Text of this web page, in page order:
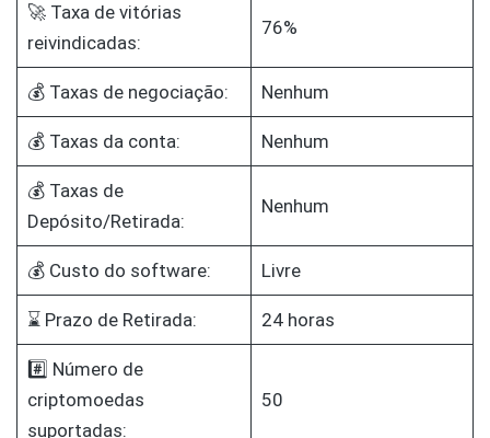
🚀 Taxa de vitórias
reivindicadas:
76%
💰 Taxas de negociação: Nenhum
💰 Taxas da conta: Nenhum
💰 Taxas de
Depósito/Retirada:
Nenhum
💰 Custo do software: Livre
⌛ Prazo de Retirada: 24 horas
#️⃣ Número de
criptomoedas
suportadas:
50